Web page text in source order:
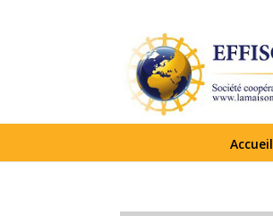
Accueil